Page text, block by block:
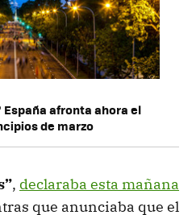
afronta ahora el
de marzo
, declaraba esta mañana
que anunciaba que el